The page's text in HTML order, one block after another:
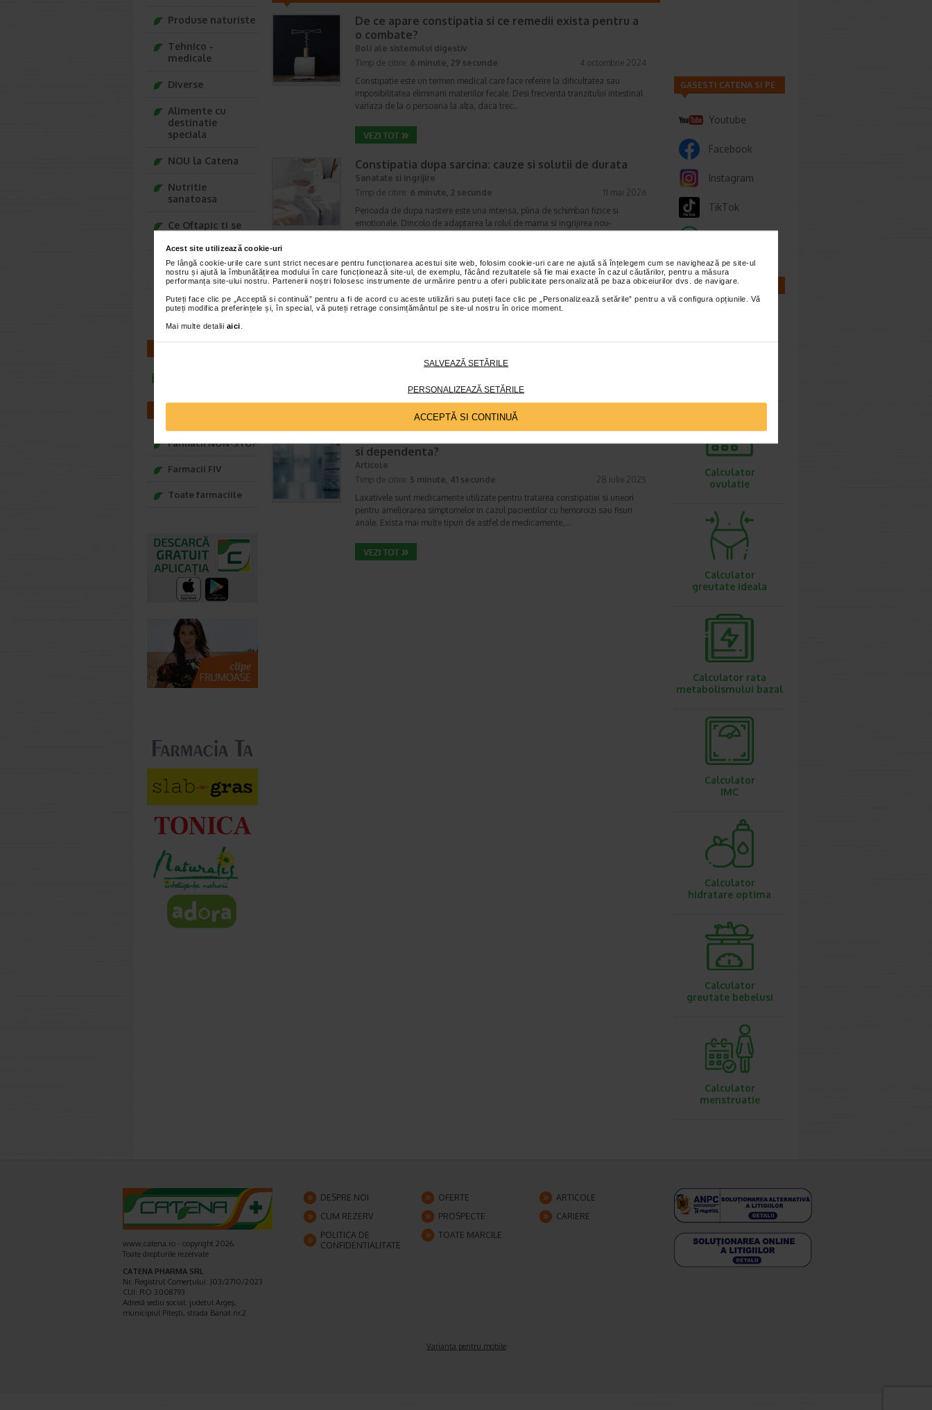
Acest site utilizează cookie-uri
Pe lângă cookie-urile care sunt strict necesare pentru funcționarea acestui site web, folosim cookie-uri care ne ajută să înțelegem cum se navighează pe site-ul
nostru și ajută la îmbunătățirea modului în care funcționează site-ul, de exemplu, făcând rezultatele să fie mai exacte în cazul căutărilor, pentru a măsura
performanța site-ului nostru. Partenerii noștri folosesc instrumente de urmărire pentru a oferi publicitate personalizată pe baza obiceiurilor dvs. de navigare.
Puteți face clic pe „Acceptă si continuă” pentru a fi de acord cu aceste utilizări sau puteți face clic pe „Personalizează setările” pentru a vă configura opțiunile. Vă
puteți modifica preferințele și, în special, vă puteți retrage consimțământul pe site-ul nostru în orice moment.
Mai multe detalii aici
SALVEAZĂ SETĂRILE
PERSONALIZEAZĂ SETĂRILE
ACCEPTĂ SI CONTINUĂ
De ce apare constipatia si ce remedii exista pentru a
o combate?
Boli ale sistemului digestiv
Timp de citire: 6 minute, 29 secunde
4 octombrie 2024
Constipatie este un termen medical care face referire la dificultatea sau
imposibilitatea eliminarii materiilor fecale. Desi frecventa tranzitului intestinal
variaza de la o persoana la alta, daca trec…
Constipatia dupa sarcina: cauze si solutii de durata
Sanatate si ingrijire
Timp de citire: 6 minute, 2 secunde
11 mai 2026
Perioada de dupa nastere este una intensa, plina de schimbari fizice si
emotionale. Dincolo de adaptarea la rolul de mama si ingrijirea nou-
Dependenta de laxative: cum se instaleaza, ce
afectiuni poate declansa si cum se combate
ales pe fondul unei constipatii – acuta, tranzitorie sau cronica –, dar se
si dependenta?
Articole
Timp de citire: 5 minute, 41 secunde
28 iulie 2025
Laxativele sunt medicamente utilizate pentru tratarea constipatiei si uneori
pentru ameliorarea simptomelor in cazul pacientilor cu hemoroizi sau fisuri
anale. Exista mai multe tipuri de astfel de medicamente,…
Produse naturiste
Tehnico -
medicale
Diverse
Alimente cu
destinatie
speciala
NOU la Catena
Nutritie
sanatoasa
Ce Oftapic ti se
Adora – Adorabili
din prima clipa
Seturi cadou
Baylis&Harding
Farmacii NON-STOP
Farmacii FIV
Toate farmaciile
GASESTI CATENA SI PE
Youtube
Facebook
Instagram
TikTok
CALCULATOARE
Calculator
ovulatie
Calculator
greutate ideala
Calculator rata
metabolismului bazal
Calculator
IMC
Calculator
hidratare optima
Calculator
greutate bebelusi
Calculator
menstruatie
www.catena.ro - copyright 2026,
Toate drepturile rezervate
CATENA PHARMA SRL
Nr. Registrul Comerţului: J03/2710/2023
CUI: RO 3008793
Adresă sediu social: judetul Argeş,
municipiul Piteşti, strada Banat nr.2
DESPRE NOI OFERTE
ARTICOLE
CUM REZERV
PROSPECTE
CARIERE
POLITICA DE
CONFIDENTIALITATE
TOATE MARCILE
Varianta pentru mobile